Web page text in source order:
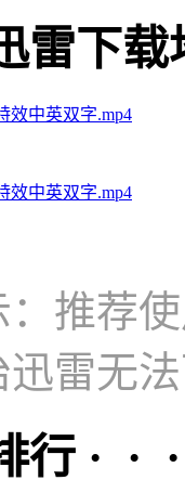
下载
效中英双字.mp4
效中英双字.mp4
推荐使
迅雷无
行 · ·